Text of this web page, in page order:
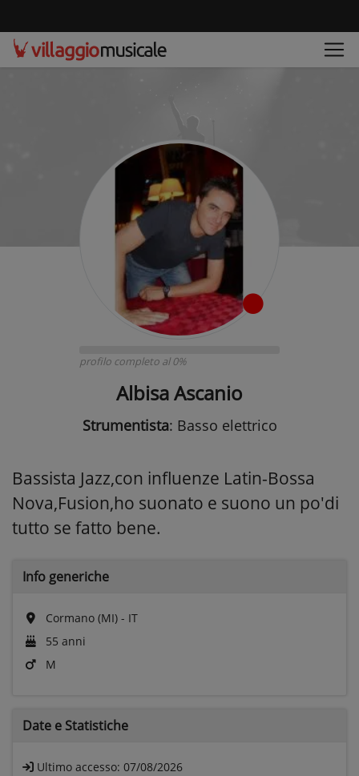
profilo completo al 0%
Albisa Ascanio
Strumentista: Basso elettrico
Bassista Jazz,con influenze Latin-Bossa
Nova,Fusion,ho suonato e suono un po'di
tutto se fatto bene.
Info generiche
Cormano (MI) - IT
55 anni
M
Date e Statistiche
Ultimo accesso: 07/08/2026